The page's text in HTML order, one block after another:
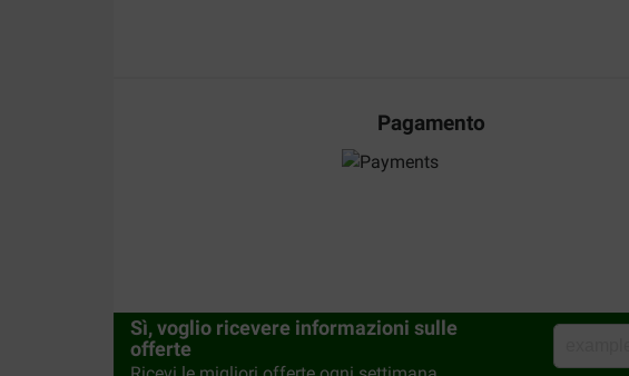
cane a un prezzo concorrenziale. Ordini facili e veloci.
Giocattoli snack per cane
: Se il tuo cane non ha esperienza
Varia le ricompense: Per mantenere vivo l'interesse del cane è
Pagamento
Sì, voglio ricevere informazioni sulle
offerte